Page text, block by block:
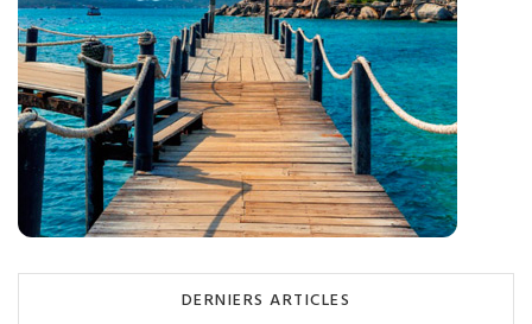
DERNIERS ARTICLES